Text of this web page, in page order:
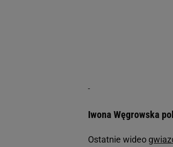
Iwona Węgrowska
Ostatnie wideo